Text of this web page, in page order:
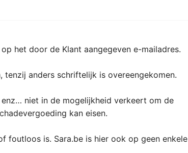
het door de Klant aangegeven e-mailadres.
anders schriftelijk is overeengekomen.
niet in de mogelijkheid verkeert om de
kan eisen.
foutloos is. Sara.be is hier ook op geen enkele